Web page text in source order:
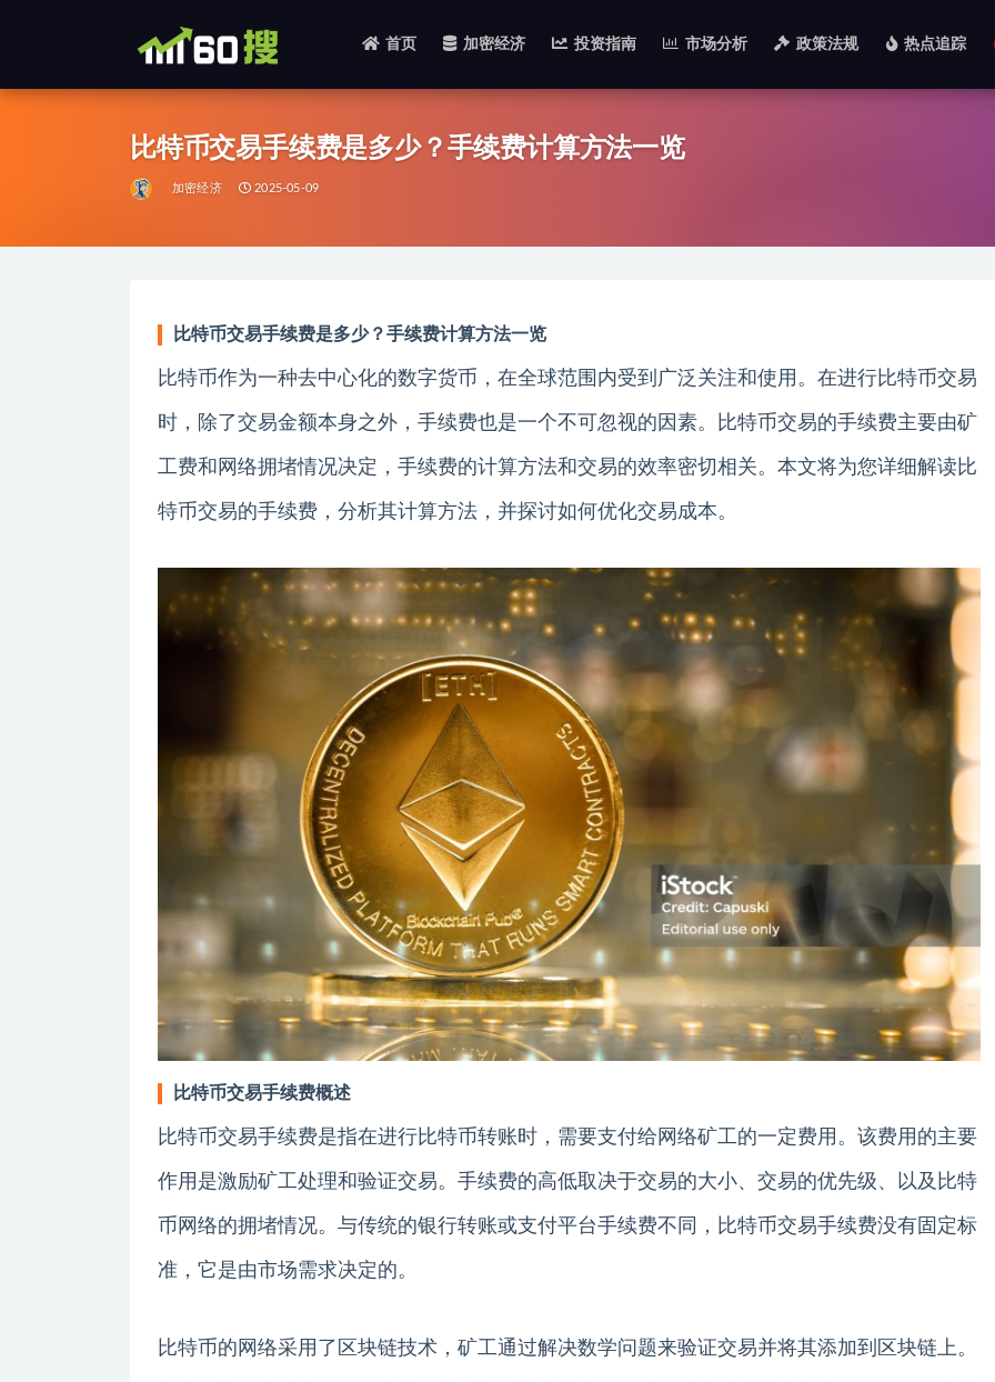
首页 加密经济 投资指南 市场分析 政策法规 热点追踪
比特币交易手续费是多少？手续费计算方法一览
加密经济 2025-05-09
比特币交易手续费是多少？手续费计算方法一览
比特币作为一种去中心化的数字货币，在全球范围内受到广泛关注和使用。在进行比特币交易
时，除了交易金额本身之外，手续费也是一个不可忽视的因素。比特币交易的手续费主要由矿
工费和网络拥堵情况决定，手续费的计算方法和交易的效率密切相关。本文将为您详细解读比
特币交易的手续费，分析其计算方法，并探讨如何优化交易成本。
比特币交易手续费概述
比特币交易手续费是指在进行比特币转账时，需要支付给网络矿工的一定费用。该费用的主要
作用是激励矿工处理和验证交易。手续费的高低取决于交易的大小、交易的优先级、以及比特
币网络的拥堵情况。与传统的银行转账或支付平台手续费不同，比特币交易手续费没有固定标
准，它是由市场需求决定的。
比特币的网络采用了区块链技术，矿工通过解决数学问题来验证交易并将其添加到区块链上。